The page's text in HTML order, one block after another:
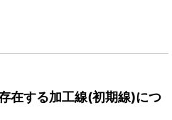
在する加工線(初期線)につ